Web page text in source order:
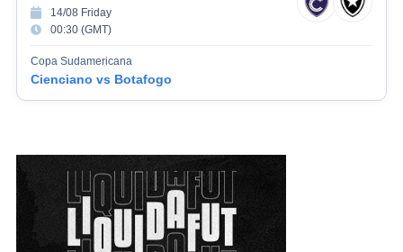
14/08 Friday
00:30 (GMT)
Copa Sudamericana
Cienciano vs Botafogo